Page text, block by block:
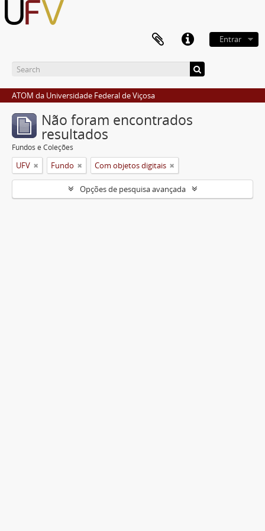
Entrar
ATOM da Universidade Federal de Viçosa
Não foram encontrados
resultados
Fundos e Coleções
UFV Fundo Com objetos digitais
Opções de pesquisa avançada